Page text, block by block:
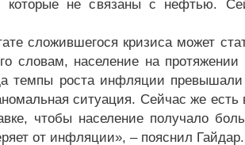
которые не связаны с нефтью.
сложившегося кризиса может
словам, население на
темпы роста инфляции
ситуация. Сейчас же есть
чтобы население получало
от инфляции», – пояснил Гайдар.